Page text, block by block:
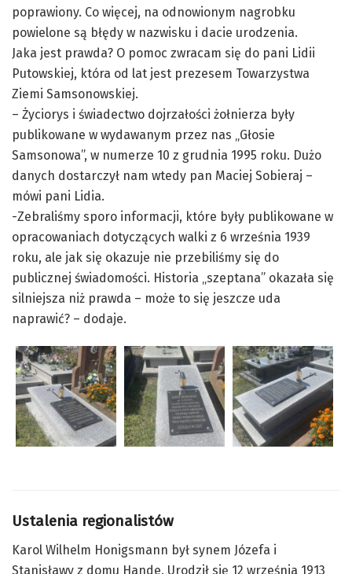
poprawiony. Co więcej, na odnowionym nagrobku
powielone są błędy w nazwisku i dacie urodzenia.
Jaka jest prawda? O pomoc zwracam się do pani Lidii
Putowskiej, która od lat jest prezesem Towarzystwa
Ziemi Samsonowskiej.
– Życiorys i świadectwo dojrzałości żołnierza były
publikowane w wydawanym przez nas „Głosie
Samsonowa”, w numerze 10 z grudnia 1995 roku. Dużo
danych dostarczył nam wtedy pan Maciej Sobieraj –
mówi pani Lidia.
-Zebraliśmy sporo informacji, które były publikowane w
opracowaniach dotyczących walki z 6 września 1939
roku, ale jak się okazuje nie przebiliśmy się do
publicznej świadomości. Historia „szeptana” okazała się
silniejsza niż prawda – może to się jeszcze uda
naprawić? – dodaje.
Ustalenia regionalistów
Karol Wilhelm Honigsmann był synem Józefa i
Stanisławy z domu Hande. Urodził się 12 września 1913